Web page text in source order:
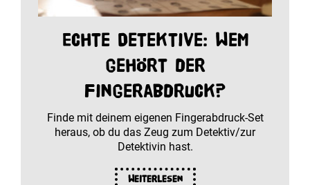
Echte Detektive: Wem
gehört der
Fingerabdruck?
Finde mit deinem eigenen Fingerabdruck-Set
heraus, ob du das Zeug zum Detektiv/zur
Detektivin hast.
Weiterlesen